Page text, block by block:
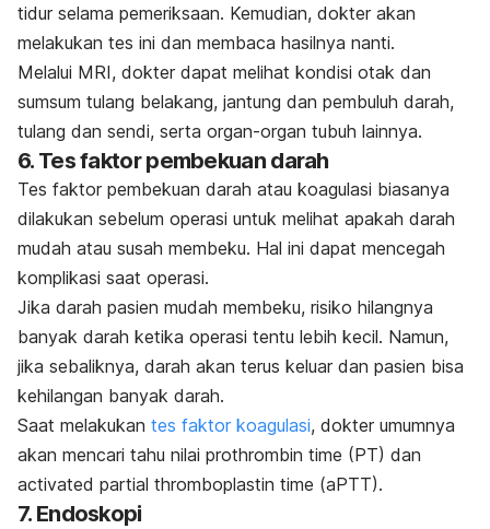
tidur selama pemeriksaan. Kemudian, dokter akan
melakukan tes ini dan membaca hasilnya nanti.
Melalui MRI, dokter dapat melihat kondisi otak dan
sumsum tulang belakang, jantung dan pembuluh darah,
tulang dan sendi, serta organ-organ tubuh lainnya.
6. Tes faktor pembekuan darah
Tes faktor pembekuan darah atau koagulasi biasanya
dilakukan sebelum operasi untuk melihat apakah darah
mudah atau susah membeku. Hal ini dapat mencegah
komplikasi saat operasi.
Jika darah pasien mudah membeku, risiko hilangnya
banyak darah ketika operasi tentu lebih kecil. Namun,
jika sebaliknya, darah akan terus keluar dan pasien bisa
kehilangan banyak darah.
Saat melakukan tes faktor koagulasi, dokter umumnya
akan mencari tahu nilai prothrombin time (PT) dan
activated partial thromboplastin time (aPTT).
7. Endoskopi